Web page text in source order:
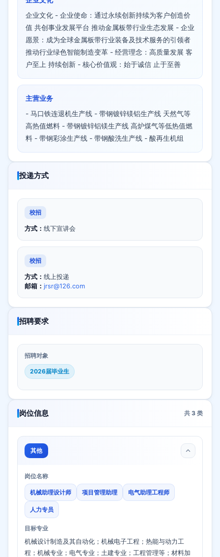
企业文化 - 企业使命：通过永续创新持续为客户创造价
值 共创事业发展平台 推动金属板带行业生态发展 - 企业
愿景：成为全球金属板带行业装备及技术服务的引领者
推动行业绿色智能制造变革 - 经营理念：高质量发展 客
户至上 持续创新 - 核心价值观：始于诚信 止于至善
主营业务
- 马口铁连退机生产线 - 带钢镀锌镁铝生产线 天然气等
高热值燃料 - 带钢镀锌铝镁生产线 高炉煤气等低热值燃
料 - 带钢彩涂生产线 - 带钢酸洗生产线 - 酸再生机组
投递方式
校招
方式： 线下宣讲会
校招
方式： 线上投递
邮箱： jrsr@126.com
招聘要求
招聘对象
2026届毕业生
岗位信息 共 3 类
其他
岗位名称
机械助理设计师 项目管理助理 电气助理工程师
人力专员
目标专业
机械设计制造及其自动化；机械电子工程；热能与动力工
程；机械专业；电气专业；土建专业；工程管理等；材料加